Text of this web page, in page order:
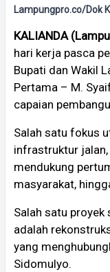
Lampungpro.co/Dok
KALIANDA
hari kerja pasca
Bupati dan Wakil
Pertama – M.
capaian
Salah satu fokus
infrastruktur
mendukung
masyarakat,
Salah satu
adalah
yang
Sidomulyo.